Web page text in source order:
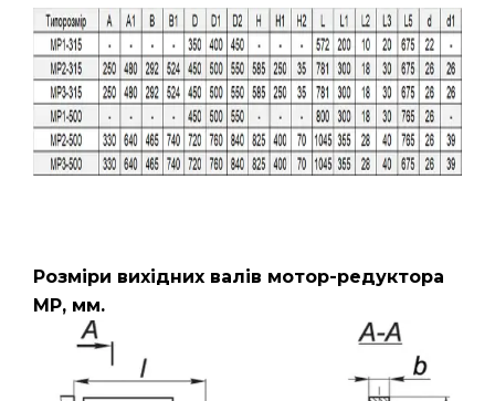
Розміри вихідних валів мотор-редуктора
МР, мм.